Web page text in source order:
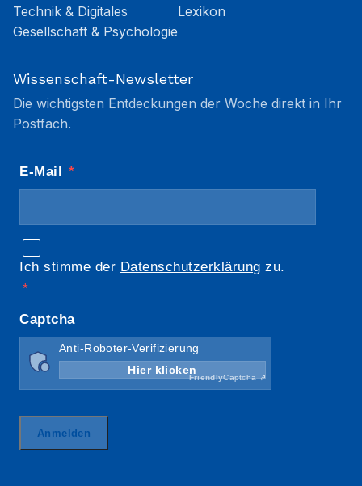
Technik & Digitales
Gesellschaft & Psychologie
Lexikon
Wissenschaft-Newsletter
Die wichtigsten Entdeckungen der Woche direkt in Ihr
Postfach.